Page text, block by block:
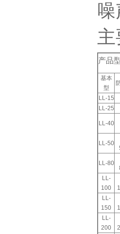
产品
基本
型
LL-15
LL-25
LL-40
LL-50
LL-80
LL-
100
LL-
150
LL-
200